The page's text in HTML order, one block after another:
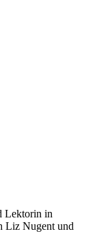
Lektorin in
Liz Nugent und